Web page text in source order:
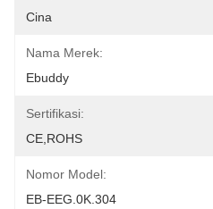
Cina
Nama Merek:
Ebuddy
Sertifikasi:
CE,ROHS
Nomor Model:
EB-EEG.0K.304